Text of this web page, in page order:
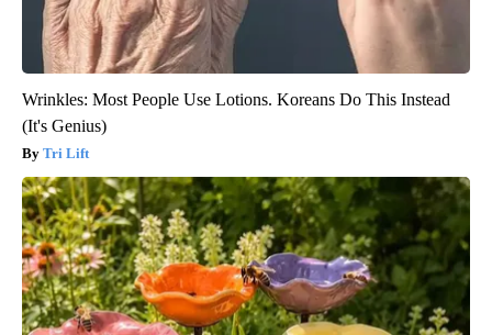
Wrinkles: Most People Use Lotions. Koreans Do This Instead
(It's Genius)
Tri Lift